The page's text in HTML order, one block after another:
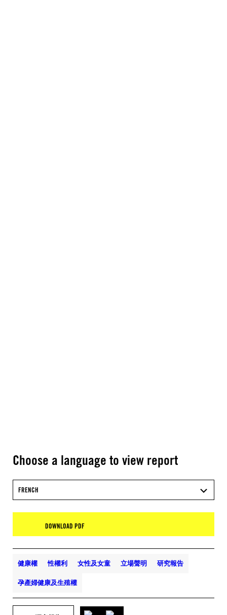
Choose a language to view report
FRENCH
DOWNLOAD PDF
健康權 性權利 女性及女童 立場聲明 研究報告
孕產婦健康及生殖權